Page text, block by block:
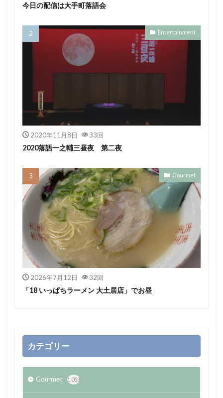
今日の配信は大手町落語会
Entertainment
2020年11月8日 33回
2020落語一之輔三昼夜 第二夜
Gourmet
2026年7月12日 32回
「18 いっぱちラーメン 大土居店」でお昼
カテゴリー
Gourmet 1,053